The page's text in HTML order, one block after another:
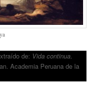
de: Vida continua.
Academia Peruana de la